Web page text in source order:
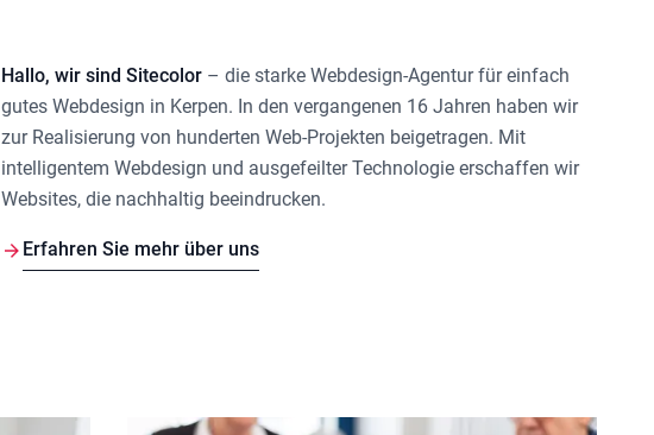
Hallo, wir sind Sitecolor– die starke Webdesign-Agenturfür einfach
gutes Webdesign in Kerpen. In den vergangenen 16 Jahren haben wir
zur Realisierung von hunderten Web-Projekten beigetragen. Mit
intelligentem Webdesign und ausgefeilter Technologie erschaffen wir
Websites, die nachhaltig beeindrucken.
Erfahren Sie mehr über uns